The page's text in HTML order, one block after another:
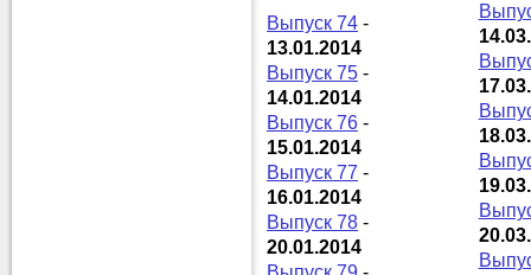
Выпуск 74 -
13.01.2014
Выпуск 75 -
14.01.2014
Выпуск 76 -
15.01.2014
Выпуск 77 -
16.01.2014
Выпуск 78 -
20.01.2014